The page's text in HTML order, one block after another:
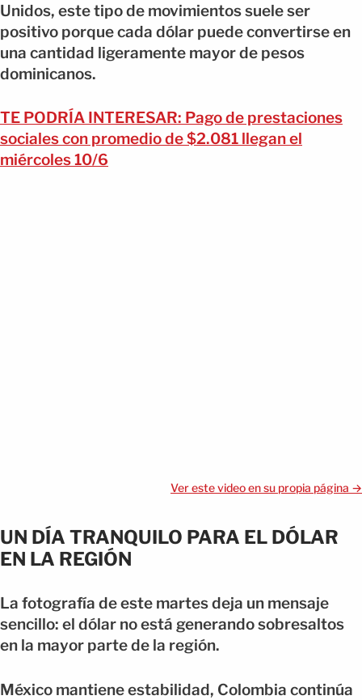
Unidos, este tipo de movimientos suele ser
positivo porque cada dólar puede convertirse en
una cantidad ligeramente mayor de pesos
dominicanos.
TE PODRÍA INTERESAR: Pago de prestaciones
sociales con promedio de $2.081 llegan el
miércoles 10/6
Ver este video en su propia página →
UN DÍA TRANQUILO PARA EL DÓLAR
EN LA REGIÓN
La fotografía de este martes deja un mensaje
sencillo: el dólar no está generando sobresaltos
en la mayor parte de la región.
México mantiene estabilidad, Colombia continúa